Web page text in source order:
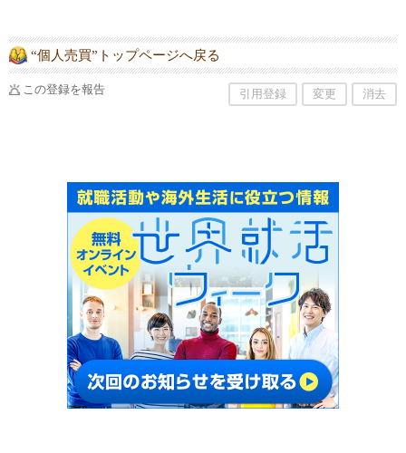
“個人売買”トップページへ戻る
この登録を報告 引用登録 変更 消去